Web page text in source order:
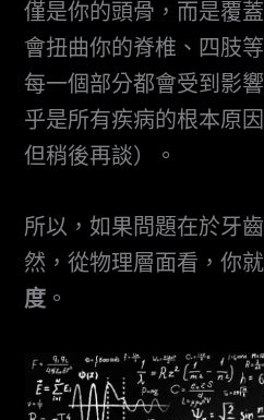
僅是你的頭骨，而是覆蓋
會扭曲你的脊椎、四肢
每一個部分都會受到影
乎是所有疾病的根本原
但稍後再談）。
所以，如果問題在於牙
然，從物理層面看，你
度 。